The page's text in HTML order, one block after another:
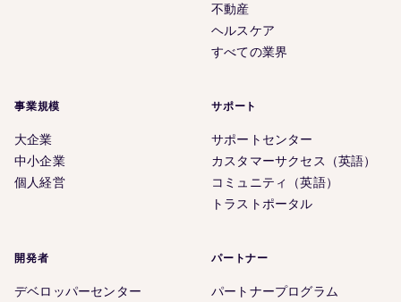
不動産
ヘルスケア
すべての業界
事業規模
大企業
中小企業
個人経営
サポート
サポートセンター
カスタマーサクセス（英語）
コミュニティ（英語）
トラストポータル
開発者
デベロッパーセンター
パートナー
パートナープログラム